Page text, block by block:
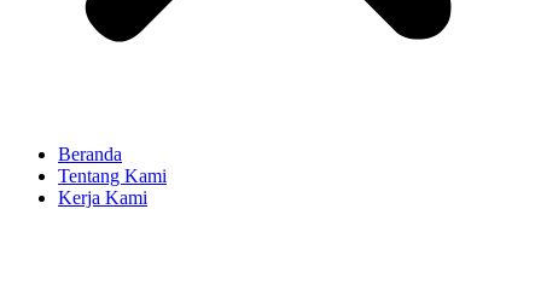
Beranda
Tentang Kami
Kerja Kami